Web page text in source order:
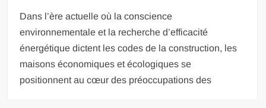
Dans l’ère actuelle où la conscience
environnementale et la recherche d’efficacité
énergétique dictent les codes de la construction, les
maisons économiques et écologiques se
positionnent au cœur des préoccupations des